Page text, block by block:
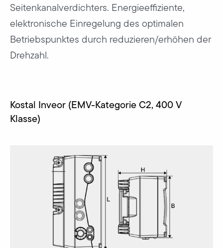
Seitenkanalverdichters. Energieeffiziente,
elektronische Einregelung des optimalen
Betriebspunktes durch reduzieren/erhöhen der
Drehzahl.
Kostal Inveor (EMV-Kategorie C2, 400 V
Klasse)